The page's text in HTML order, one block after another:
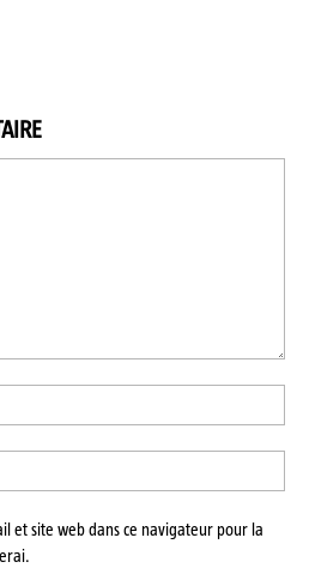
:*
:*
et site web dans ce navigateur pour la